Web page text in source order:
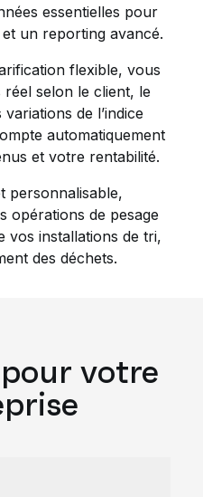
essentielles pour
un reporting avancé.
flexible, vous
selon le client, le
de l’indice
automatiquement
et votre rentabilité.
personnalisable,
opérations de pesage
vos installations de tri,
des déchets.
votre